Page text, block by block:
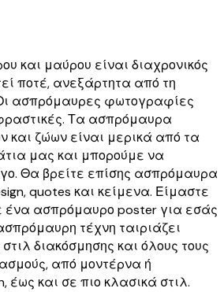
και μαύρου είναι διαχρονικός
ποτέ, ανεξάρτητα από τη
ασπρόμαυρες φωτογραφίες
Τα ασπρόμαυρα
ζώων είναι μερικά από τα
μας και μπορούμε να
Θα βρείτε επίσης ασπρόμαυρα
quotes και κείμενα. Είμαστε
ένα ασπρόμαυρο poster για εσάς
τέχνη ταιριάζει
διακόσμησης και όλους τους
από μοντέρνα ή
έως και σε πιο κλασικά στιλ.